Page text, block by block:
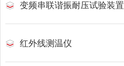
变频串联谐振耐压试验装置
红外线测温仪